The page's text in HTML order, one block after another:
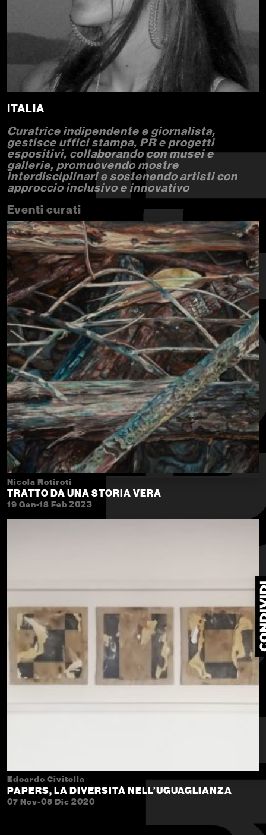
ITALIA
Curatrice indipendente e giornalista,
gestisce uffici stampa, PR e progetti
espositivi, collaborando con musei e
gallerie, promuovendo mostre
interdisciplinari e sostenendo artisti con
approccio inclusivo e innovativo
Eventi curati
Nicola Rotiroti
TRATTO DA UNA STORIA VERA
19 Gen-18 Feb 2023
Edoardo Civitella
PAPERS, LA DIVERSITÀ NELL’UGUAGLIANZA
07 Nov-05 Dic 2020